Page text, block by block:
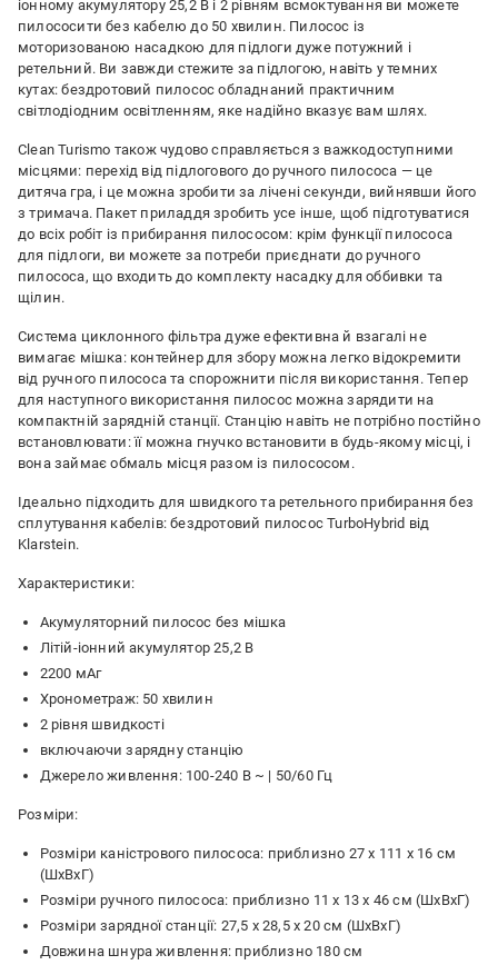
іонному акумулятору 25,2 В і 2 рівням всмоктування ви можете
пилососити без кабелю до 50 хвилин. Пилосос із
моторизованою насадкою для підлоги дуже потужний і
ретельний. Ви завжди стежите за підлогою, навіть у темних
кутах: бездротовий пилосос обладнаний практичним
світлодіодним освітленням, яке надійно вказує вам шлях.
Clean Turismo також чудово справляється з важкодоступними
місцями: перехід від підлогового до ручного пилососа — це
дитяча гра, і це можна зробити за лічені секунди, вийнявши його
з тримача. Пакет приладдя зробить усе інше, щоб підготуватися
до всіх робіт із прибирання пилососом: крім функції пилососа
для підлоги, ви можете за потреби приєднати до ручного
пилососа, що входить до комплекту насадку для оббивки та
щілин.
Система циклонного фільтра дуже ефективна й взагалі не
вимагає мішка: контейнер для збору можна легко відокремити
від ручного пилососа та спорожнити після використання. Тепер
для наступного використання пилосос можна зарядити на
компактній зарядній станції. Станцію навіть не потрібно постійно
встановлювати: її можна гнучко встановити в будь-якому місці, і
вона займає обмаль місця разом із пилососом.
Ідеально підходить для швидкого та ретельного прибирання без
сплутування кабелів: бездротовий пилосос TurboHybrid від
Klarstein.
Характеристики:
Акумуляторний пилосос без мішка
Літій-іонний акумулятор 25,2 В
2200 мАг
Хронометраж: 50 хвилин
2 рівня швидкості
включаючи зарядну станцію
Джерело живлення: 100-240 В ~ | 50/60 Гц
Розміри:
Розміри каністрового пилососа: приблизно 27 x 111 x 16 см
(ШxВxГ)
Розміри ручного пилососа: приблизно 11 x 13 x 46 см (ШxВxГ)
Розміри зарядної станції: 27,5 x 28,5 x 20 см (ШxВxГ)
Довжина шнура живлення: приблизно 180 см